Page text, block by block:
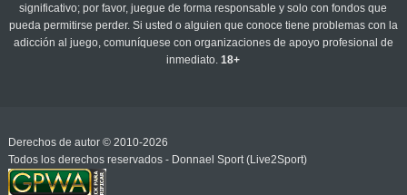
significativo; por favor, juegue de forma responsable y solo con fondos que
pueda permitirse perder. Si usted o alguien que conoce tiene problemas con la
adicción al juego, comuníquese con organizaciones de apoyo profesional de
inmediato.18+
Derechos de autor © 2010-2026
Todos los derechos reservados - Donnael Sport (Live2Sport)